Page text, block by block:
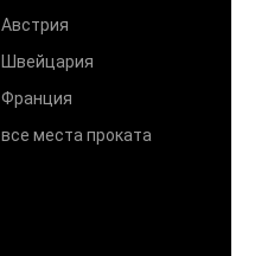
Австрия
Швейцария
Франция
все места проката